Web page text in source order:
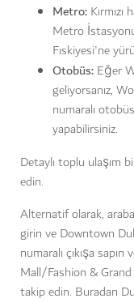
Metro:
Metro
Fıskiyesi'ne
Otobüs: Eğer
geliyorsanız,
numaralı
yapabilirsiniz.
Detaylı toplu ulaşım
edin.
Alternatif olarak,
girin ve Downtown
numaralı çıkışa
Mall/Fashion & Grand
takip edin. Buradan